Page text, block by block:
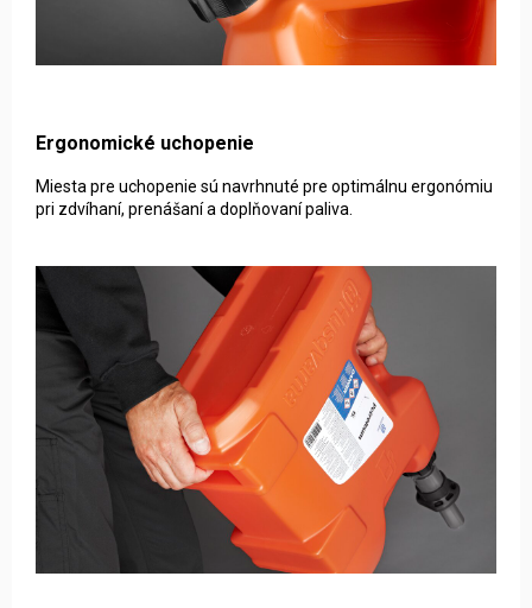
Ergonomické uchopenie
Miesta pre uchopenie sú navrhnuté pre optimálnu ergonómiu
pri zdvíhaní, prenášaní a doplňovaní paliva.